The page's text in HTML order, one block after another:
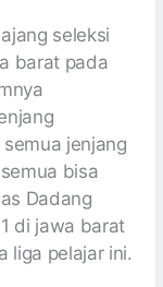
seleksi
barat pada
jenjang
bisa
Dadang
di jawa barat
liga pelajar ini.